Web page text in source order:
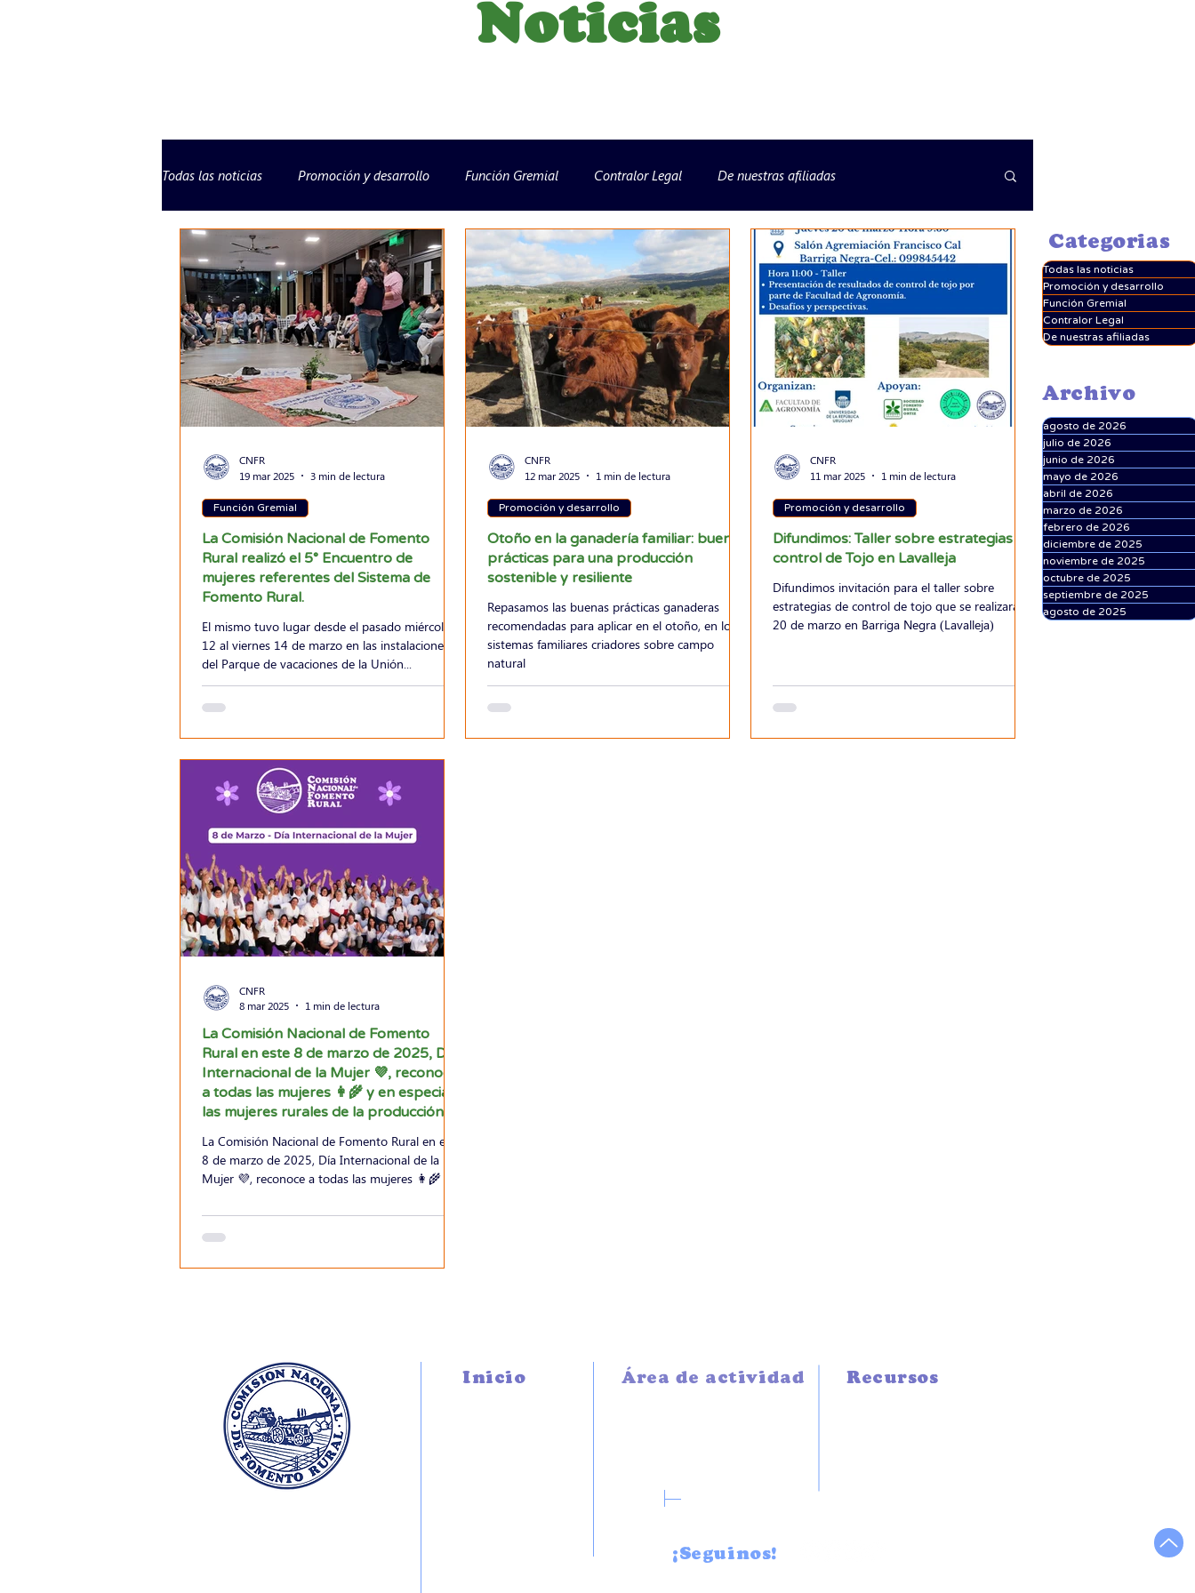
Noticias
Todas las noticias Promoción y desarrollo Función Gremial Contralor Legal De nuestras afiliadas
La Comisión Nacional de Fomento
Rural realizó el 5° Encuentro de
mujeres referentes del Sistema de
Fomento Rural.
El mismo tuvo lugar desde el pasado miércoles
12 al viernes 14 de marzo en las instalaciones
del Parque de vacaciones de la Unión...
Función Gremial
CNFR
19 mar 2025
3 min de lectura
Otoño en la ganadería familiar: buenas
prácticas para una producción
sostenible y resiliente
Repasamos las buenas prácticas ganaderas
recomendadas para aplicar en el otoño, en los
sistemas familiares criadores sobre campo
natural
Promoción y desarrollo
CNFR
12 mar 2025
1 min de lectura
Difundimos: Taller sobre estrategias de
control de Tojo en Lavalleja
Difundimos invitación para el taller sobre
estrategias de control de tojo que se realizará el
20 de marzo en Barriga Negra (Lavalleja)
Promoción y desarrollo
CNFR
11 mar 2025
1 min de lectura
La Comisión Nacional de Fomento
Rural en este 8 de marzo de 2025, Día
Internacional de la Mujer 💜, reconoce
a todas las mujeres 👩‍🌾 y en especial a
las mujeres rurales de la producción
La Comisión Nacional de Fomento Rural en este
8 de marzo de 2025, Día Internacional de la
Mujer 💜, reconoce a todas las mujeres 👩‍🌾 y...
CNFR
8 mar 2025
1 min de lectura
Archivo
agosto de 2026
julio de 2026
junio de 2026
mayo de 2026
abril de 2026
marzo de 2026
febrero de 2026
diciembre de 2025
noviembre de 2025
octubre de 2025
septiembre de 2025
agosto de 2025
Categorias
Todas las noticias
Promoción y desarrollo
Función Gremial
Contralor Legal
De nuestras afiliadas
Inicio Área de actividad Recursos
¡Seguinos!